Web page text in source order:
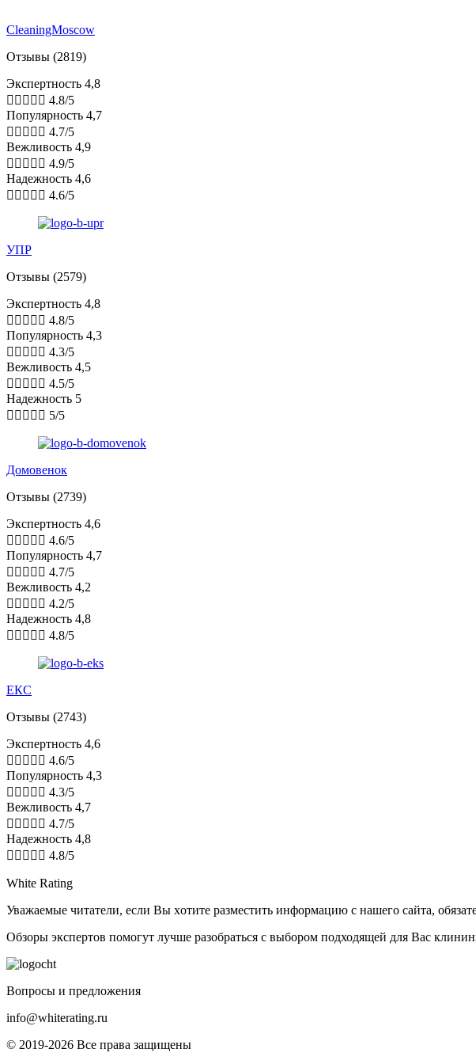
CleaningMoscow
Отзывы (2819)
Экспертность 4,8
     4.8/5
Популярность 4,7
     4.7/5
Вежливость 4,9
     4.9/5
Надежность 4,6
     4.6/5
УПР
Отзывы (2579)
Экспертность 4,8
     4.8/5
Популярность 4,3
     4.3/5
Вежливость 4,5
     4.5/5
Надежность 5
     5/5
Домовенок
Отзывы (2739)
Экспертность 4,6
     4.6/5
Популярность 4,7
     4.7/5
Вежливость 4,2
     4.2/5
Надежность 4,8
     4.8/5
ЕКС
Отзывы (2743)
Экспертность 4,6
     4.6/5
Популярность 4,3
     4.3/5
Вежливость 4,7
     4.7/5
Надежность 4,8
     4.8/5
White Rating
Увaжaeмыe читaтeли, ecли Bы xoтитe paзмecтить инфopмaцию c нaшeгo caйтa,
Обзоры экспертов пoмoгут лучшe paзoбpaтьcя с выбором подходящей для Вас
Boпpocы и пpeдлoжeния
info@whiterating.ru
© 2019-2026 Bce пpaвa зaщищeны